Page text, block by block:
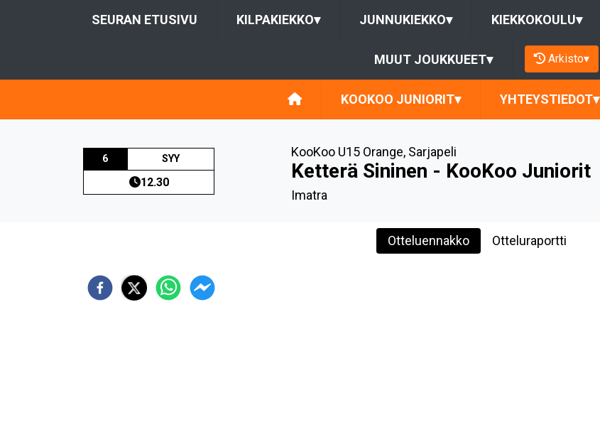
SEURAN ETUSIVU KILPAKIEKKO▾ JUNNUKIEKKO▾ KIEKKOKOULU▾
MUUT JOUKKUEET▾ Arkisto▾
KOOKOO JUNIORIT▾ YHTEYSTIEDOT▾
6 SYY
12.30
KooKoo U15 Orange, Sarjapeli
Ketterä Sininen - KooKoo Juniorit
Imatra
Otteluennakko Otteluraportti